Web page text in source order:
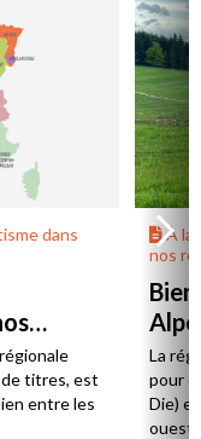
dans
titres, est
entre les
À la
nos
La
pour
Die)
ouest,